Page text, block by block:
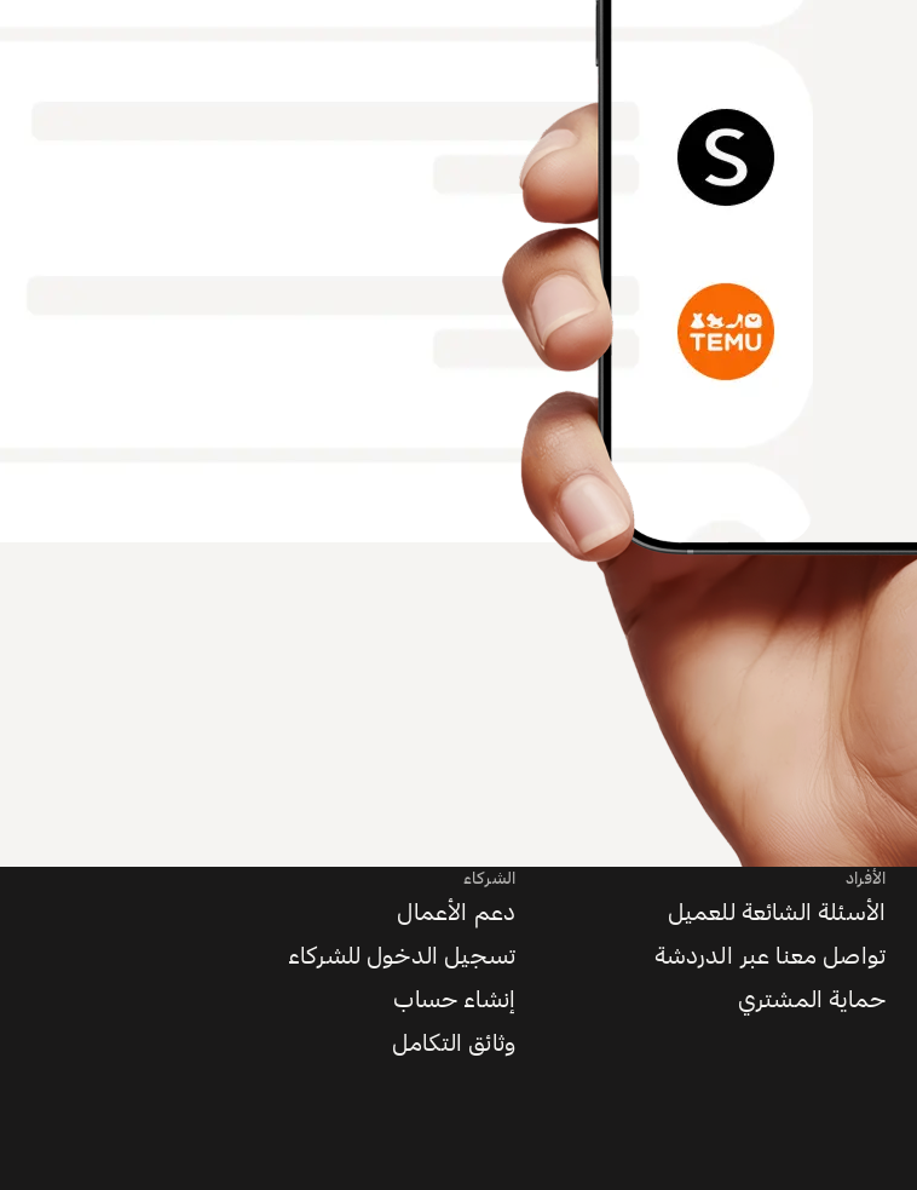
الأفراد
الأسئلة الشائعة للعميل
تواصل معنا عبر الدردشة
حماية المشتري
الشركاء
دعم الأعمال
تسجيل الدخول للشركاء
إنشاء حساب
وثائق التكامل